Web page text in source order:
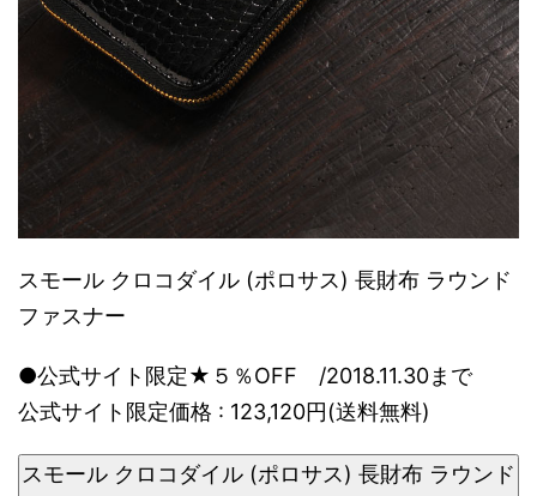
スモール クロコダイル (ポロサス) 長財布 ラウンド
ファスナー
●公式サイト限定★５％OFF /2018.11.30まで
公式サイト限定価格 : 123,120円(送料無料)
スモール クロコダイル (ポロサス) 長財布 ラウンド